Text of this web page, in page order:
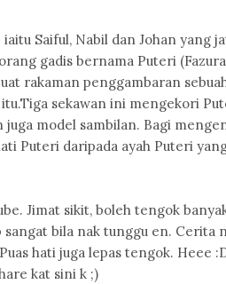
Saiful, Nabil dan Johan yang
gadis bernama Puteri
rakaman penggambaran
sekawan ini mengekori
model sambilan. Bagi
Puteri daripada ayah Puteri
Jimat sikit, boleh tengok
bila nak tunggu en. Cerita
hati juga lepas tengok. Heee
kat sini k ;)